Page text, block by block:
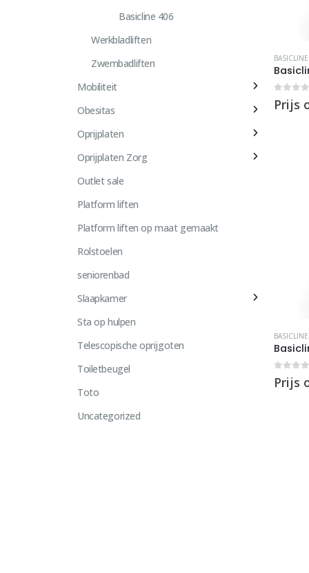
out
Prijs
out
Prijs
Basicline 406
Werkbladliften
Zwembadliften
Mobiliteit
Obesitas
Oprijplaten
Oprijplaten Zorg
Outlet sale
Platform liften
Platform liften op maat gemaakt
Rolstoelen
seniorenbad
Slaapkamer
Sta op hulpen
Telescopische oprijgoten
Toiletbeugel
Toto
Uncategorized